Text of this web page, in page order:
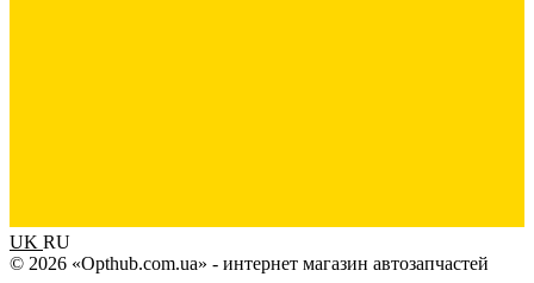
UK RU
© 2026 «Opthub.com.ua» - интернет магазин автозапчастей